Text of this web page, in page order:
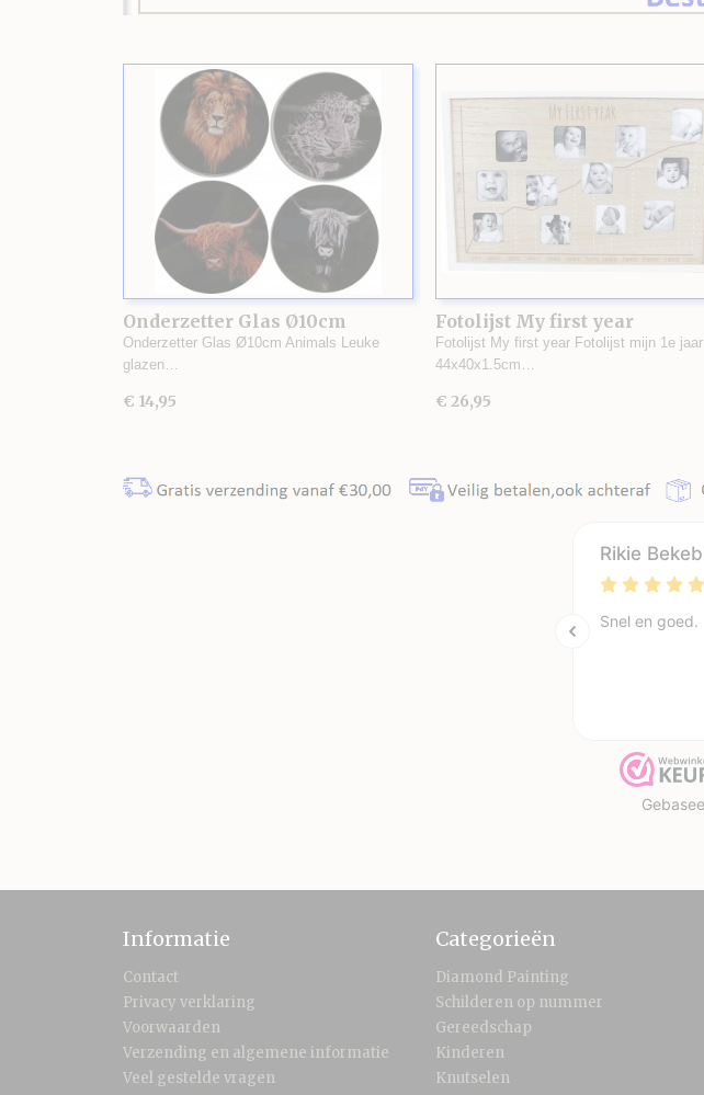
Onderzetter Glas Ø10cm
Animals
Onderzetter Glas Ø10cm Animals Leuke
glazen…
€ 14,95
Fotolijst My first year
Fotolijst My first year Fotolijst mijn 1e jaar
44x40x1.5cm…
€ 26,95
Informatie
Contact
Privacy verklaring
Voorwaarden
Verzending en algemene informatie
Veel gestelde vragen
Categorieën
Diamond Painting
Schilderen op nummer
Gereedschap
Kinderen
Knutselen